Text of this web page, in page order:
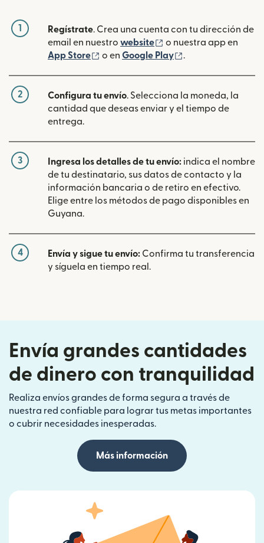
1 Regístrate. Crea una cuenta con tu dirección de
email en nuestro website (se abre en una
o nuestra app en
App Store
(se abre en una ventana nueva)
o en Google Play (se abre en una
.
2 Configura tu envío. Selecciona la moneda, la
cantidad que deseas enviar y el tiempo de
entrega.
3 Ingresa los detalles de tu envío: indica el nombre
de tu destinatario, sus datos de contacto y la
información bancaria o de retiro en efectivo.
Elige entre los métodos de pago disponibles en
Guyana.
4 Envía y sigue tu envío: Confirma tu transferencia
y síguela en tiempo real.
Envía grandes cantidades
de dinero con tranquilidad
Realiza envíos grandes de forma segura a través de
nuestra red confiable para lograr tus metas importantes
o cubrir necesidades inesperadas.
Más información